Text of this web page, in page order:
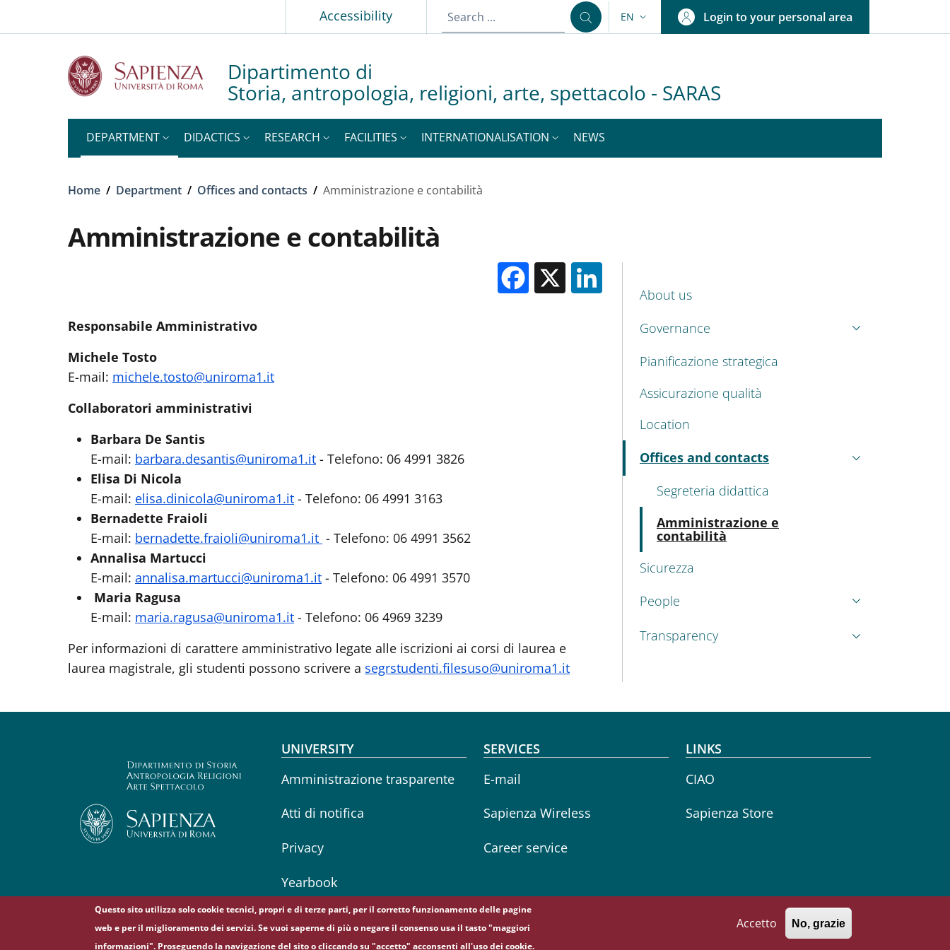
Slim topAccessibility LANGUAGE SWITCHER: CURRENT LANGUAGE
EN Login to your personal area
Dipartimento di
Storia, antropologia, religioni, arte, spettacolo - SARAS
DEPARTMENT DIDACTICS RESEARCH FACILITIES INTERNATIONALISATION NEWS
Breadcrumb
Home / Department / Offices and contacts / Amministrazione e contabilità
Amministrazione e contabilità
Facebook
X
Responsabile Amministrativo
Michele Tosto
E-mail: michele.tosto@uniroma1.it
Collaboratori amministrativi
Barbara De Santis
E-mail: barbara.desantis@uniroma1.it - Telefono: 06 4991 3826
Elisa Di Nicola
E-mail: elisa.dinicola@uniroma1.it - Telefono: 06 4991 3163
Bernadette Fraioli
E-mail: bernadette.fraioli@uniroma1.it - Telefono: 06 4991 3562
Annalisa Martucci
E-mail: annalisa.martucci@uniroma1.it - Telefono: 06 4991 3570
Maria Ragusa
E-mail: maria.ragusa@uniroma1.it - Telefono: 06 4969 3239
Per informazioni di carattere amministrativo legate alle iscrizioni ai corsi di laurea e
laurea magistrale, gli studenti possono scrivere a segrstudenti.filesuso@uniroma1.it
MENU CEV SECOND NAVIGATION
About us
Governance
Pianificazione strategica
Assicurazione qualità
Location
Offices and contacts
Active
Segreteria didattica
Amministrazione e
contabilità
Sicurezza
People
Transparency
Footer menu
UNIVERSITY
Amministrazione trasparente
Atti di notifica
Privacy
Yearbook
SERVICES
E-mail
Sapienza Wireless
Career service
LINKS
CIAO
Sapienza Store
Questo sito utilizza solo cookie tecnici, propri e di terze parti, per il corretto funzionamento delle pagine
web e per il miglioramento dei servizi. Se vuoi saperne di più o negare il consenso usa il tasto "maggiori
informazioni". Proseguendo la navigazione del sito o cliccando su "accetto" acconsenti all'uso dei cookie.
Accetto No, grazie